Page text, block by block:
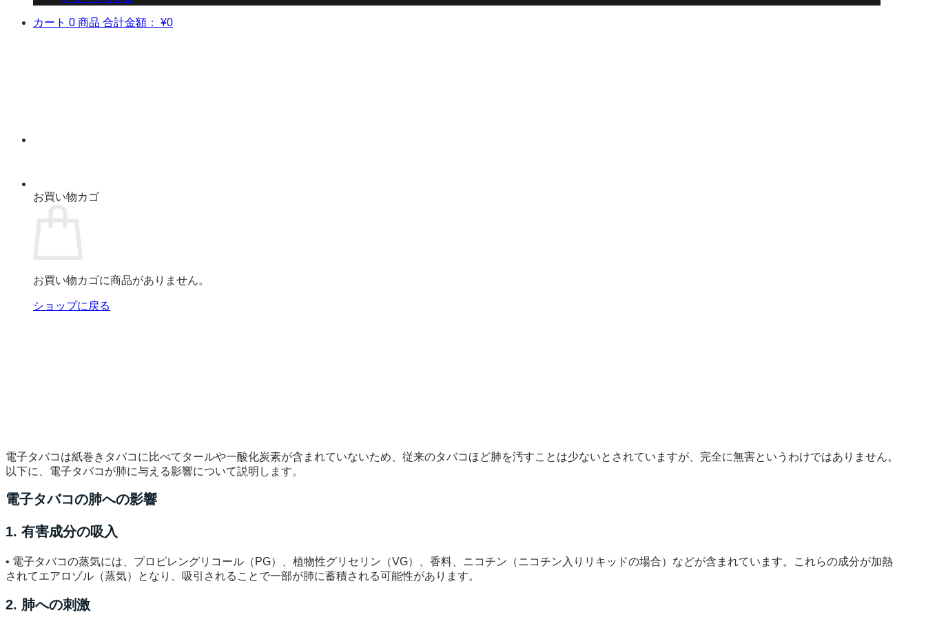
カート 0 商品 合計金額： ¥0
お買い物カゴ
お買い物カゴに商品がありません。
ショップに戻る
電子タバコは紙巻きタバコに比べてタールや一酸化炭素が含まれていないため、従来のタバコほど肺を汚すことは少ないとされていますが、完全に無害というわけではありません。
以下に、電子タバコが肺に与える影響について説明します。
電子タバコの肺への影響
1. 有害成分の吸入
• 電子タバコの蒸気には、プロピレングリコール（PG）、植物性グリセリン（VG）、香料、ニコチン（ニコチン入りリキッドの場合）などが含まれています。これらの成分が加熱
されてエアロゾル（蒸気）となり、吸引されることで一部が肺に蓄積される可能性があります。
2. 肺への刺激